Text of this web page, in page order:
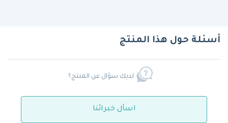
أسئلة حول هذا المنتج
لديك سؤال عن المنتج؟
اسأل خبرائنا